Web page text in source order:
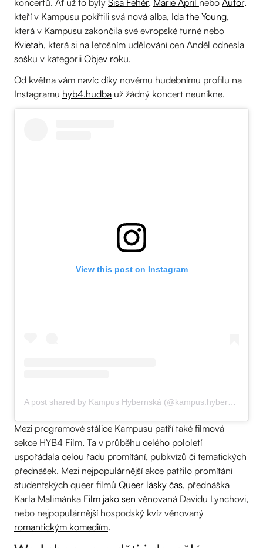
koncertů. Ať už to byly Sisa Fehér, Marie April nebo Autor,
kteří v Kampusu pokřtili svá nová alba, Ida the Young,
která v Kampusu zakončila své evropské turné nebo
Kvietah, která si na letošním udělování cen Anděl odnesla
sošku v kategorii Objev roku.
Od května vám navíc díky novému hudebnímu profilu na
Instagramu hyb4.hudba už žádný koncert neunikne.
View this post on Instagram
A post shared by Kampus Hybernská (@kampus.hybernska)
Mezi programové stálice Kampusu patří také filmová
sekce HYB4 Film. Ta v průběhu celého pololetí
uspořádala celou řadu promítání, pubkvízů či tematických
přednášek. Mezi nejpopulárnější akce patřilo promítání
studentských queer filmů Queer lásky čas, přednáška
Karla Malimánka Film jako sen věnovaná Davidu Lynchovi,
nebo nejpopulárnější hospodský kvíz věnovaný
romantickým komediím.